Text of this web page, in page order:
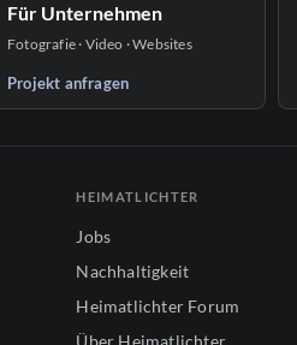
Für Unternehmen
Fotografie · Video · Websites
Projekt anfragen
HEIMATLICHTER
Jobs
Nachhaltigkeit
Heimatlichter Forum